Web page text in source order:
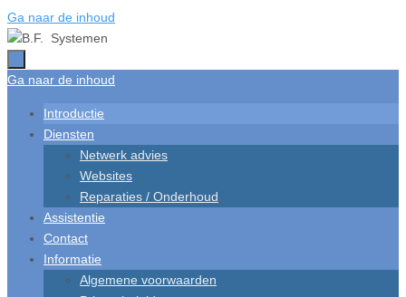
Ga naar de inhoud
Ga naar de inhoud
Introductie
Diensten
Netwerk advies
Websites
Reparaties / Onderhoud
Assistentie
Contact
Informatie
Algemene voorwaarden